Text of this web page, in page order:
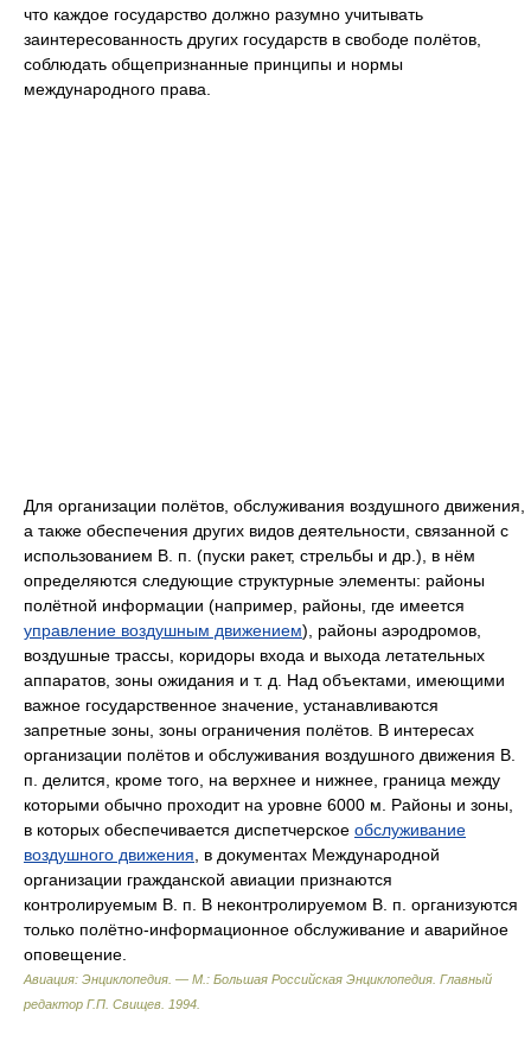
что каждое государство должно разумно учитывать
заинтересованность других государств в свободе полётов,
соблюдать общепризнанные принципы и нормы
международного права.
Для организации полётов, обслуживания воздушного движения,
а также обеспечения других видов деятельности, связанной с
использованием В. п. (пуски ракет, стрельбы и др.), в нём
определяются следующие структурные элементы: районы
полётной информации (например, районы, где имеется
управление воздушным движением), районы аэродромов,
воздушные трассы, коридоры входа и выхода летательных
аппаратов, зоны ожидания и т. д. Над объектами, имеющими
важное государственное значение, устанавливаются
запретные зоны, зоны ограничения полётов. В интересах
организации полётов и обслуживания воздушного движения В.
п. делится, кроме того, на верхнее и нижнее, граница между
которыми обычно проходит на уровне 6000 м. Районы и зоны,
в которых обеспечивается диспетчерское обслуживание
воздушного движения , в документах Международной
организации гражданской авиации признаются
контролируемым В. п. В неконтролируемом В. п. организуются
только полётно-информационное обслуживание и аварийное
оповещение.
Авиация: Энциклопедия. — М.: Большая Российская Энциклопедия Главный
редактор Г.П. Свищев 1994